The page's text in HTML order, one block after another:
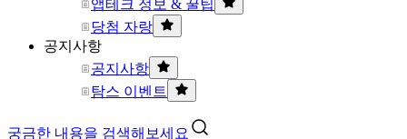
앱테크 정보 & 꿀팁
당첨 자랑
공지사항
공지사항
탐스 이벤트
궁금한 내용을 검색해보세요